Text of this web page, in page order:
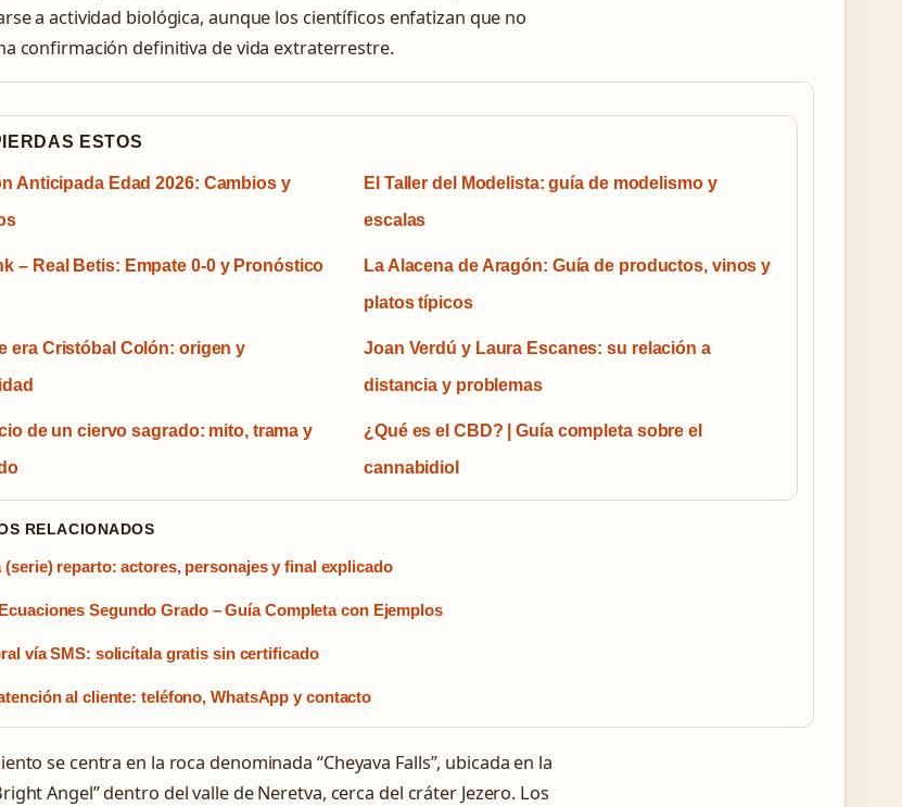
a actividad biológica, aunque los científicos enfatizan que no
confirmación definitiva de vida extraterrestre.
ESTOS
Anticipada Edad 2026: Cambios y
El Taller del Modelista: guía de modelismo y
escalas
– Real Betis: Empate 0-0 y Pronóstico
La Alacena de Aragón: Guía de productos, vinos y
platos típicos
era Cristóbal Colón: origen y
Joan Verdú y Laura Escanes: su relación a
distancia y problemas
de un ciervo sagrado: mito, trama y
¿Qué es el CBD? | Guía completa sobre el
cannabidiol
RELACIONADOS
(serie) reparto: actores, personajes y final explicado
Segundo Grado – Guía Completa con Ejemplos
vía SMS: solicítala gratis sin certificado
al cliente: teléfono, WhatsApp y contacto
se centra en la roca denominada “Cheyava Falls”, ubicada en la
Angel” dentro del valle de Neretva, cerca del cráter Jezero. Los